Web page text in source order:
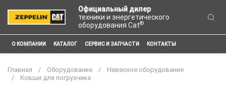
Официальный дилер
техники и энергетического
оборудования Cat®
О КОМПАНИИ КАТАЛОГ СЕРВИС И ЗАПЧАСТИ КОНТАКТЫ
Главная Оборудование
Навесное оборудование
Ковши для погрузчика